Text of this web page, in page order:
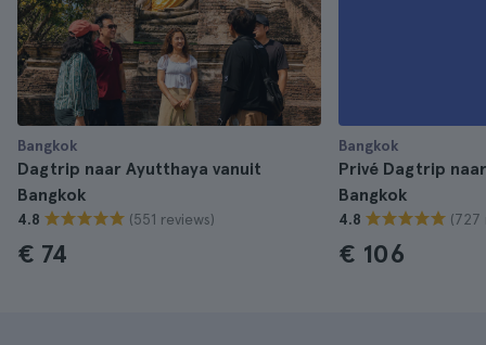
Bangkok
Dagtrip naar Ayutthaya vanuit
Bangkok
4.8 (551 reviews)
€ 74
Bangkok
Privé Dagtrip
Bangkok
4.8 (727
€ 106